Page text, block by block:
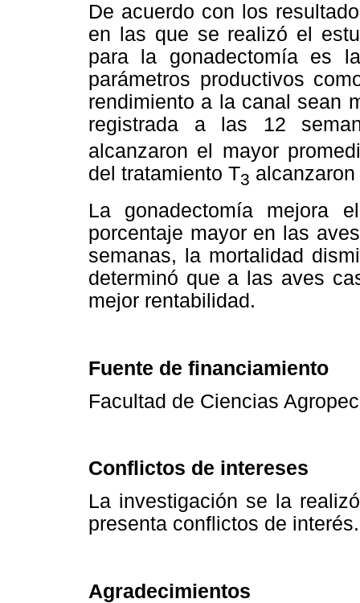
De acuerdo con los
en las que se realizó el
para la gonadectomía es
parámetros productivos
rendimiento a la canal sean
registrada a las 12
alcanzaron el mayor
del tratamiento T3
La gonadectomía mejora
porcentaje mayor en las
semanas, la mortalidad
determinó que a las aves
mejor rentabilidad.
Fuente de financiamiento
Facultad de Ciencias
Conflictos de intereses
La investigación se la
presenta conflictos de interés.
Agradecimientos